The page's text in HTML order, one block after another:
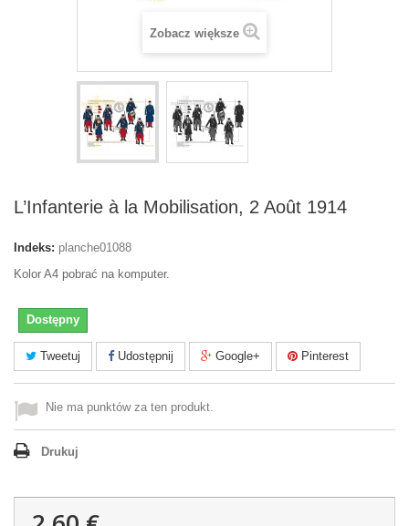
Zobacz większe
L’Infanterie à la Mobilisation, 2 Août 1914
Indeks: planche01088
Kolor A4 pobrać na komputer.
Dostępny
Tweetuj Udostępnij Google+ Pinterest
Nie ma punktów za ten produkt.
Drukuj